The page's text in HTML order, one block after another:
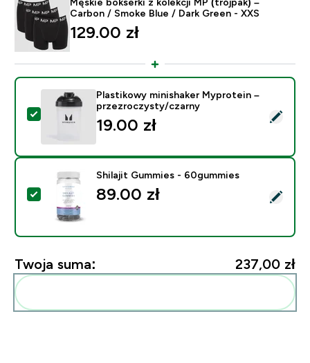
Carbon / Smoke Blue / Dark Green - XXS
129.00 zł‎
Wybierz ten produkt - Plastikowy minishaker
Plastikowy minishaker Myprotein –
przezroczysty/czarny
19.00 zł‎
Wybierz ten produkt - Shilajit Gummies - 60gummies
Shilajit Gummies - 60gummies
89.00 zł‎
Twoja suma: 237,00 zł‎